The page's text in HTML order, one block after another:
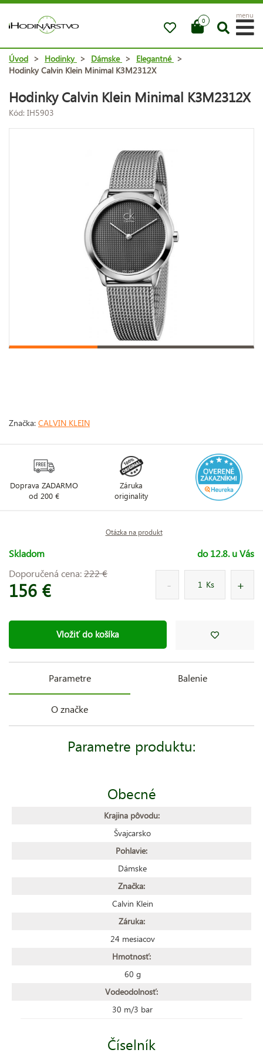
0
menu
Úvod > Hodinky > Dámske > Elegantné >
Hodinky Calvin Klein Minimal K3M2312X
Hodinky Calvin Klein Minimal K3M2312X
Kód: IH5903
Značka: CALVIN KLEIN
Doprava ZADARMO
od 200 €
Záruka
originality
Otázka na produkt
Skladom
do 12.8. u Vás
Doporučená cena:222 €
156 € Ks
Vložiť do košíka
Parametre Balenie
O značke
Parametre produktu:
Obecné
Krajina pôvodu:
Švajcarsko
Pohlavie:
Dámske
Značka:
Calvin Klein
Záruka:
24 mesiacov
Hmotnosť:
60 g
Vodeodolnosť:
30 m/3 bar
Číselník